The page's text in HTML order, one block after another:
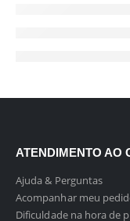
ATENDIMENTO AO
Ajuda & Perguntas
Acompanhar meu
Dificuldade na hora de